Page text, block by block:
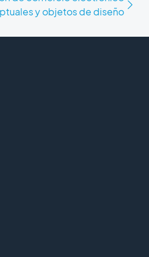
y objetos de diseño